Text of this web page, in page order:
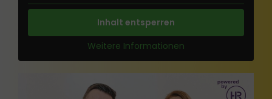
Inhalt entsperren
Weitere Informationen